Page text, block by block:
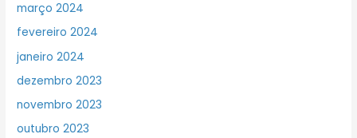
março 2024
fevereiro 2024
janeiro 2024
dezembro 2023
novembro 2023
outubro 2023